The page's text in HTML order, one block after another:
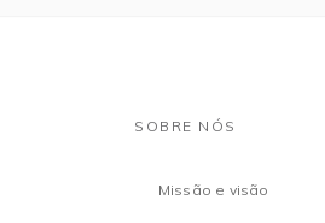
SOBRE NÓS
Missão e visão